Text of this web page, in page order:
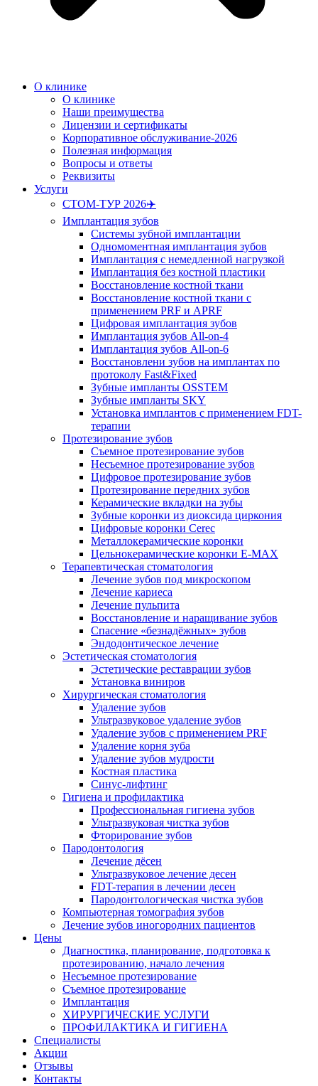
О клинике
О клинике
Наши преимущества
Лицензии и сертификаты
Корпоративное обслуживание-2026
Полезная информация
Вопросы и ответы
Реквизиты
Услуги
СТОМ-ТУР 2026✈️
Имплантация зубов
Системы зубной имплантации
Одномоментная имплантация зубов
Имплантация с немедленной нагрузкой
Имплантация без костной пластики
Восстановление костной ткани
Восстановление костной ткани с
применением PRF и APRF
Цифровая имплантация зубов
Имплантация зубов All-on-4
Имплантация зубов All-on-6
Восстановлени зубов на имплантах по
протоколу Fast&Fixed
Зубные импланты OSSTEM
Зубные импланты SKY
Установка имплантов с применением FDT-
терапии
Протезирование зубов
Съемное протезирование зубов
Несъемное протезирование зубов
Цифровое протезирование зубов
Протезирование передних зубов
Керамические вкладки на зубы
Зубные коронки из диоксида циркония
Цифровые коронки Cerec
Металлокерамические коронки
Цельнокерамические коронки E-MAX
Терапевтическая стоматология
Лечение зубов под микроскопом
Лечение кариеса
Лечение пульпита
Восстановление и наращивание зубов
Спасение «безнадёжных» зубов
Эндодонтическое лечение
Эстетическая стоматология
Эстетические реставрации зубов
Установка виниров
Хирургическая стоматология
Удаление зубов
Ультразвуковое удаление зубов
Удаление зубов с применением PRF
Удаление корня зуба
Удаление зубов мудрости
Костная пластика
Синус-лифтинг
Гигиена и профилактика
Профессиональная гигиена зубов
Ультразвуковая чистка зубов
Фторирование зубов
Пародонтология
Лечение дёсен
Ультразвуковое лечение десен
FDT-терапия в лечении десен
Пародонтологическая чистка зубов
Компьютерная томография зубов
Лечение зубов иногородних пациентов
Цены
Диагностика, планирование, подготовка к
протезированию, начало лечения
Несъемное протезирование
Съемное протезирование
Имплантация
ХИРУРГИЧЕСКИЕ УСЛУГИ
ПРОФИЛАКТИКА И ГИГИЕНА
Специалисты
Акции
Отзывы
Контакты